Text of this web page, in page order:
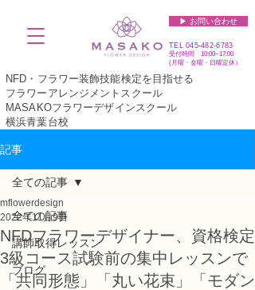
▶︎ お問い合わせ
TEL045-482-6783
受付時間 10:00~17:00​​​
(​月曜・金曜・日曜定休）
NFD・フラワー装飾技能検定を目指せる
フラワーアレンジメントスクール
MASAKOフラワーデザインスクール
横浜青葉台校
記事
全ての記事
講師取得レッスン
ブログ
全ての記事
NFDフラワーデザイナー、資格検定
3級コース試験前の集中レッスンで
「共同形態」「丸い花束」「モダン
mflowerdesign
2022年11月9日